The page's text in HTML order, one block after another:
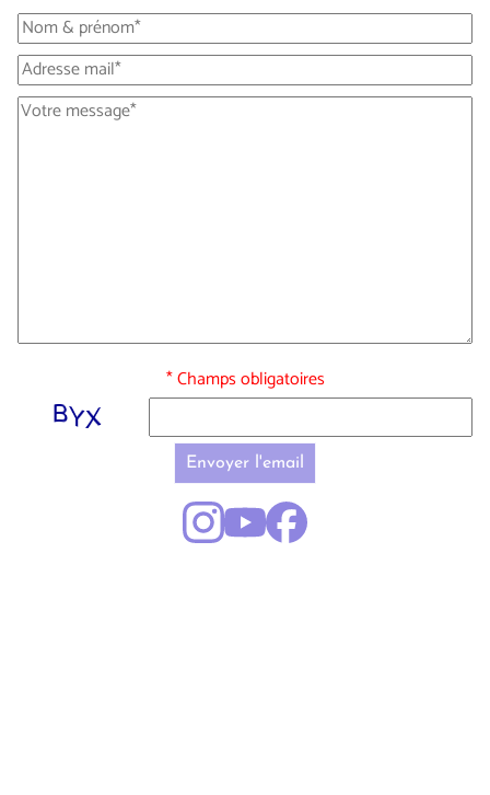
* Champs obligatoires
Envoyer l'email